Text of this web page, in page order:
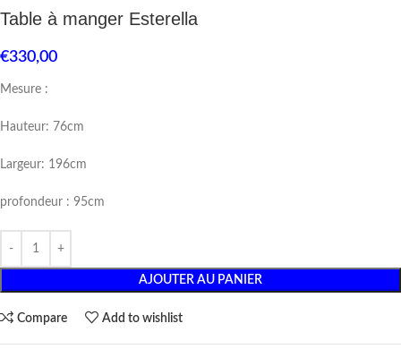
Table à manger Esterella
€330,00
Mesure :
Hauteur: 76cm
Largeur: 196cm
profondeur : 95cm
AJOUTER AU PANIER
Compare Add to wishlist